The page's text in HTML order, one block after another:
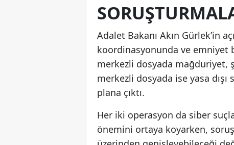
Adalet Bakanı Akın Gürlek’in
koordinasyonunda ve emniyet
merkezli dosyada mağduriyet,
merkezli dosyada ise yasa
plana çıktı.
Her iki operasyon da siber
önemini ortaya koyarken,